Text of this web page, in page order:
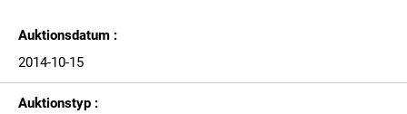
Auktionsdatum :
2014-10-15
Auktionstyp :